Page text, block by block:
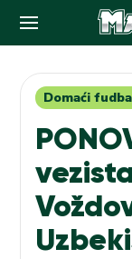
contentDomaći